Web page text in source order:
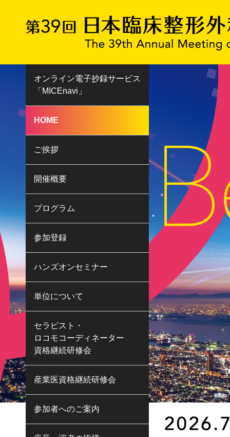
オンライン電子抄録サービス
「MICEnavi」
HOME
ご挨拶
開催概要
プログラム
参加登録
ハンズオンセミナー
単位について
セラピスト・
ロコモコーディネーター
資格継続研修会
産業医資格継続研修会
参加者へのご案内